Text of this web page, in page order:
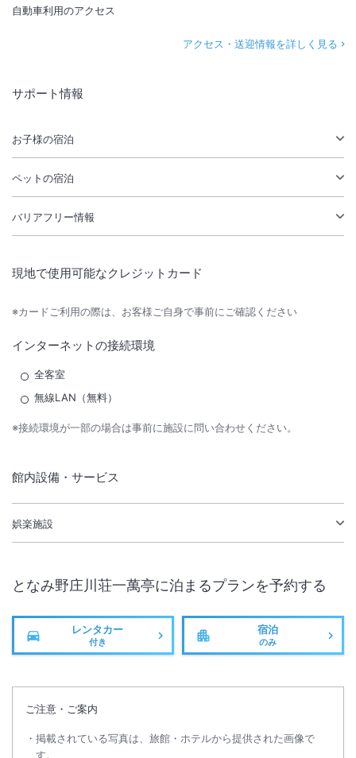
自動車利用のアクセス
アクセス・送迎情報を詳しく見る
サポート情報
お子様の宿泊
ペットの宿泊
バリアフリー情報
現地で使用可能なクレジットカード
※カードご利用の際は、お客様ご自身で事前にご確認ください
インターネットの接続環境
全客室
無線LAN（無料）
※接続環境が一部の場合は事前に施設に問い合わせください。
館内設備・サービス
娯楽施設
となみ野庄川荘一萬亭に泊まるプランを予約する
レンタカー
付き
宿泊
のみ
ご注意・ご案内
掲載されている写真は、旅館・ホテルから提供された画像で
す。